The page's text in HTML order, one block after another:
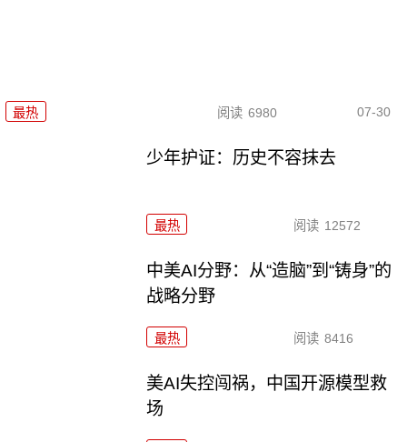
最热 阅读 6980 07-30
少年护证：历史不容抹去
最热 阅读 12572
中美AI分野：从“造脑”到“铸身”的
战略分野
最热 阅读 8416
美AI失控闯祸，中国开源模型救
场